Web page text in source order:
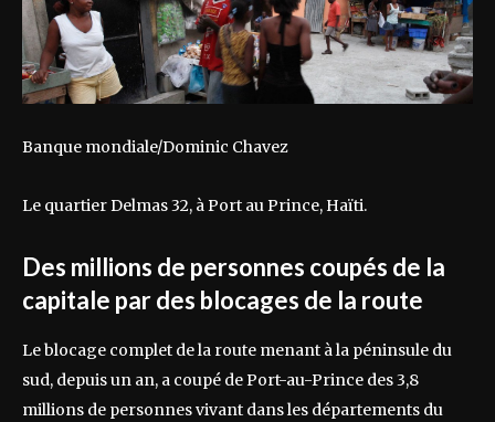
Banque mondiale/Dominic Chavez
Le quartier Delmas 32, à Port au Prince, Haïti.
Des millions de personnes coupés de la
capitale par des blocages de la route
Le blocage complet de la route menant à la péninsule du
sud, depuis un an, a coupé de Port-au-Prince des 3,8
millions de personnes vivant dans les départements du